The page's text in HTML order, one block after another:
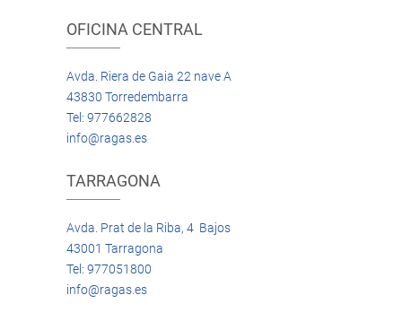
OFICINA CENTRAL
Avda. Riera de Gaia 22 nave A
43830 Torredembarra
Tel: 977662828
info@ragas.es
TARRAGONA
Avda. Prat de la Riba, 4 Bajos
43001 Tarragona
Tel: 977051800
info@ragas.es